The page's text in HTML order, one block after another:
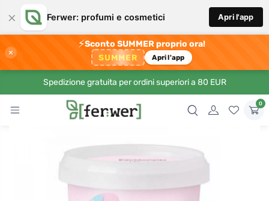
× Ferwer: profumi e cosmetici Apri l'app
×
⚡Sconto SUMMER proprio ora!
SUMMER Apri l'app
Spedizione gratuita per ordini superiori a 80 EUR
0